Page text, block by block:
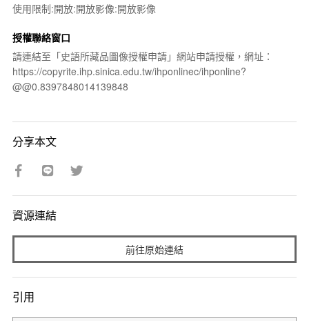
使用限制:開放:開放影像:開放影像
授權聯絡窗口
請連結至「史語所藏品圖像授權申請」網站申請授權，網址：
https://copyrite.ihp.sinica.edu.tw/ihponlinec/ihponline?
@@0.8397848014139848
分享本文
資源連結
前往原始連結
引用